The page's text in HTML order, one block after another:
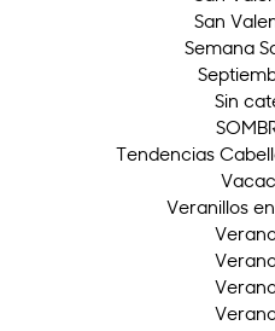
San
Semana
Sin
Tendencias
Veranillos